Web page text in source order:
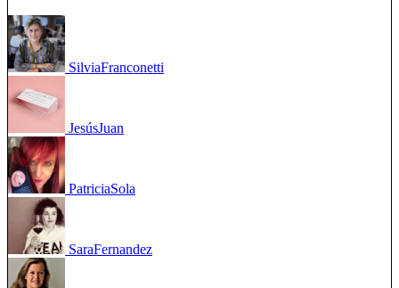
SilviaFranconetti
JesúsJuan
PatriciaSola
SaraFernandez